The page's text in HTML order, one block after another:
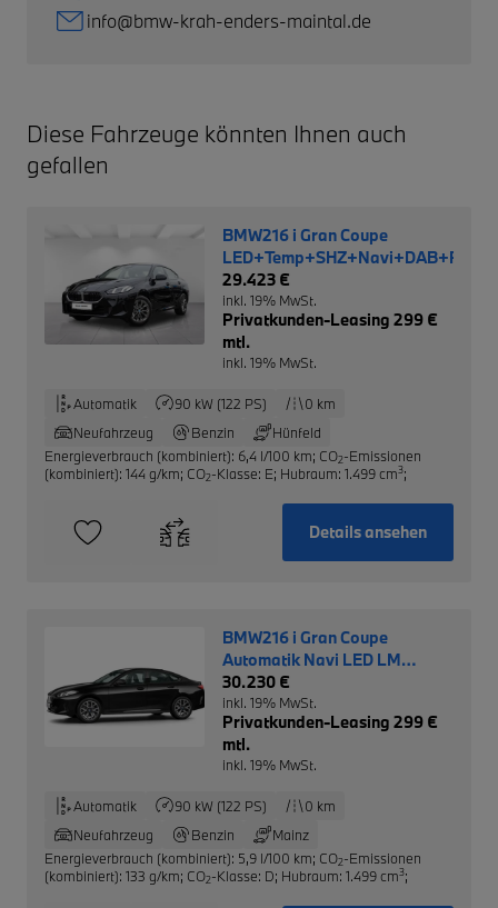
info@bmw-krah-enders-maintal.de
Diese Fahrzeuge könnten Ihnen auch
gefallen
BMW216 i Gran Coupe
LED+Temp+SHZ+Navi+DAB+RFK
29.423 €
inkl. 19% MwSt.
Privatkunden-Leasing 299 €
mtl.
inkl. 19% MwSt.
Automatik 90 kW (122 PS)
0 km
Neufahrzeug
Benzin
Hünfeld
Energieverbrauch (kombiniert): 6,4 l/100 km; CO2-Emissionen
(kombiniert): 144 g/km; CO2-Klasse: E; Hubraum: 1.499 cm3;
Details ansehen
BMW216 i Gran Coupe
Automatik Navi LED LM
Driving Ass.
30.230 €
inkl. 19% MwSt.
Privatkunden-Leasing 299 €
mtl.
inkl. 19% MwSt.
Automatik 90 kW (122 PS)
0 km
Neufahrzeug
Benzin
Mainz
Energieverbrauch (kombiniert): 5,9 l/100 km; CO2-Emissionen
(kombiniert): 133 g/km; CO2-Klasse: D; Hubraum: 1.499 cm3;